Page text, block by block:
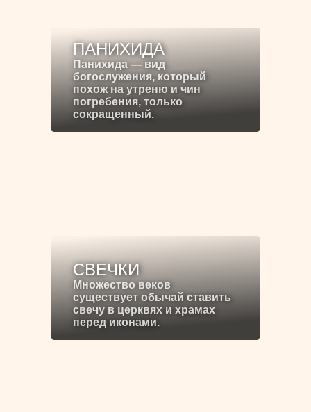
ПАНИХИДА
Панихида — вид
богослужения, который
похож на утреню и чин
погребения, только
сокращенный.
СВЕЧКИ
Множество веков
существует обычай ставить
свечу в церквях и храмах
перед иконами.